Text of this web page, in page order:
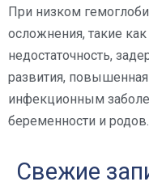
При низком
осложнения, такие
недостаточность,
развития,
инфекционным
беременности и родов.
Свежие